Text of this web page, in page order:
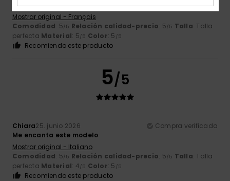
Estilo moderno y deportivo
Mostrar original - Français
Comodidad: 5/5 Relación calidad-precio: 5/5 Talla: Talla
perfecta Material: 5/5 Color: 5 /5
Recomiendo este producto
5/5
Chiara25. junio 2026
Compra verificada
Me encanta este modelo
Mostrar original - Italiano
Comodidad: 5/5 Relación calidad-precio: 5/5 Talla: Talla
perfecta Material: 4/5 Color: 5 /5
Recomiendo este producto